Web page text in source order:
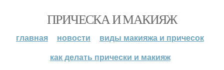
ПРИЧЕСКА И МАКИЯЖ
главная новости
виды макияжа и причесок
как делать прически и макияж